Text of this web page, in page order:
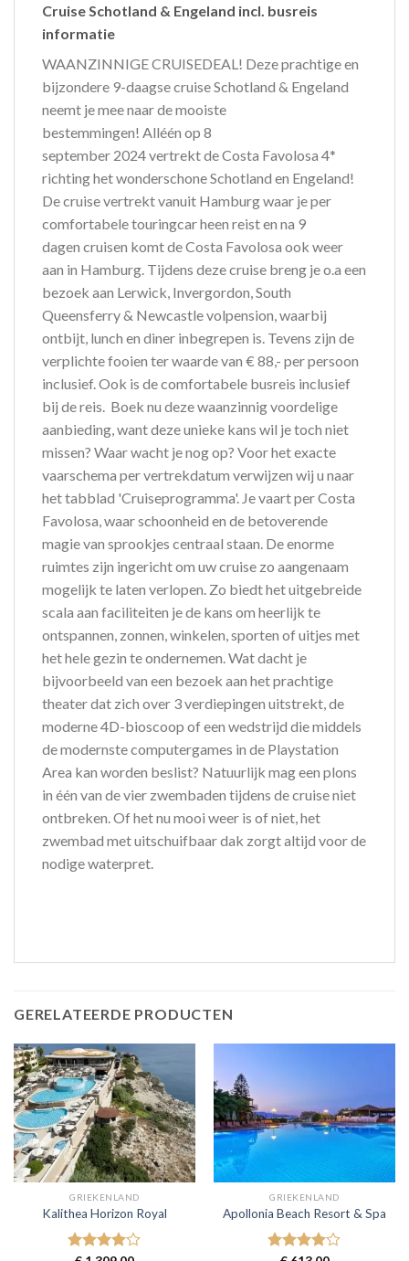
Cruise Schotland & Engeland incl. busreis
informatie
WAANZINNIGE CRUISEDEAL! Deze prachtige en
bijzondere 9-daagse cruise Schotland & Engeland
neemt je mee naar de mooiste
bestemmingen! Alléén op 8
september 2024 vertrekt de Costa Favolosa 4*
richting het wonderschone Schotland en Engeland!
De cruise vertrekt vanuit Hamburg waar je per
comfortabele touringcar heen reist en na 9
dagen cruisen komt de Costa Favolosa ook weer
aan in Hamburg. Tijdens deze cruise breng je o.a een
bezoek aan Lerwick, Invergordon, South
Queensferry & Newcastle volpension, waarbij
ontbijt, lunch en diner inbegrepen is. Tevens zijn de
verplichte fooien ter waarde van € 88,- per persoon
inclusief. Ook is de comfortabele busreis inclusief
bij de reis. Boek nu deze waanzinnig voordelige
aanbieding, want deze unieke kans wil je toch niet
missen? Waar wacht je nog op? Voor het exacte
vaarschema per vertrekdatum verwijzen wij u naar
het tabblad 'Cruiseprogramma'. Je vaart per Costa
Favolosa, waar schoonheid en de betoverende
magie van sprookjes centraal staan. De enorme
ruimtes zijn ingericht om uw cruise zo aangenaam
mogelijk te laten verlopen. Zo biedt het uitgebreide
scala aan faciliteiten je de kans om heerlijk te
ontspannen, zonnen, winkelen, sporten of uitjes met
het hele gezin te ondernemen. Wat dacht je
bijvoorbeeld van een bezoek aan het prachtige
theater dat zich over 3 verdiepingen uitstrekt, de
moderne 4D-bioscoop of een wedstrijd die middels
de modernste computergames in de Playstation
Area kan worden beslist? Natuurlijk mag een plons
in één van de vier zwembaden tijdens de cruise niet
ontbreken. Of het nu mooi weer is of niet, het
zwembad met uitschuifbaar dak zorgt altijd voor de
nodige waterpret.
GERELATEERDE PRODUCTEN
GRIEKENLAND
Kalithea Horizon Royal
GRIEKENLAND
Apollonia Beach Resort & Spa